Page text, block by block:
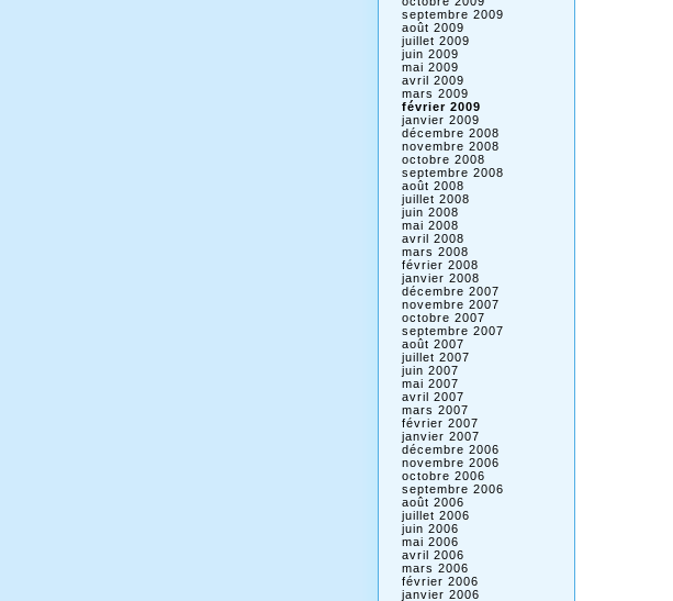
septembre 2009
août 2009
juillet 2009
juin 2009
mai 2009
avril 2009
mars 2009
février 2009
janvier 2009
décembre 2008
novembre 2008
octobre 2008
septembre 2008
août 2008
juillet 2008
juin 2008
mai 2008
avril 2008
mars 2008
février 2008
janvier 2008
décembre 2007
novembre 2007
octobre 2007
septembre 2007
août 2007
juillet 2007
juin 2007
mai 2007
avril 2007
mars 2007
février 2007
janvier 2007
décembre 2006
novembre 2006
octobre 2006
septembre 2006
août 2006
juillet 2006
juin 2006
mai 2006
avril 2006
mars 2006
février 2006
janvier 2006